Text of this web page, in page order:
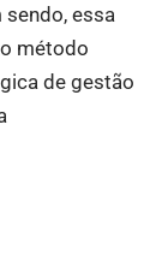
essa
método
de gestão